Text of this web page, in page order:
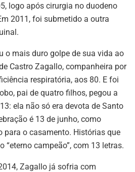
logo após cirurgia no duodeno
2011, foi submetido a outra
o mais duro golpe de sua vida ao
Castro Zagallo, companheira por
respiratória, aos 80. E foi
pai de quatro filhos, pegou a
ela não só era devota de Santo
é 13 de junho, como
para o casamento. Histórias que
“eterno campeão”, com 13 letras.
Zagallo já sofria com